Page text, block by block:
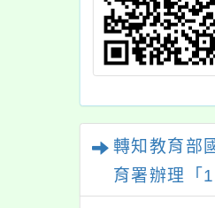
轉知教育部
育署辦理「
小辦理「桃園
年度加強各校教
家長特教知能
家長及教師助
躍報名參加，
轉知
局辦理
術型
課